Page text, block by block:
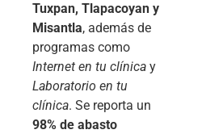
Tuxpan, Tlapacoyan y
Misantla, además de
programas como
Internet en tu clínica y
Laboratorio en tu
clínica. Se reporta un
98% de abasto